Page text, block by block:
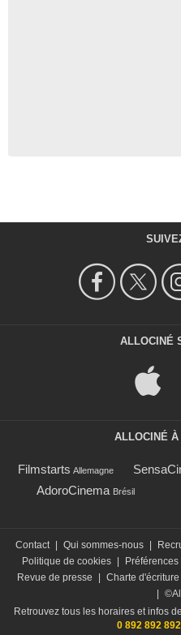
ALLOCINÉ
ALLOCINÉ
Filmstarts Allemagne
AdoroCinema Brésil
Contact Qui sommes-nous
Politique de cookies
Revue de presse
Charte d'écriture
Retrouvez tous les horaires et infos
0 892 892 892